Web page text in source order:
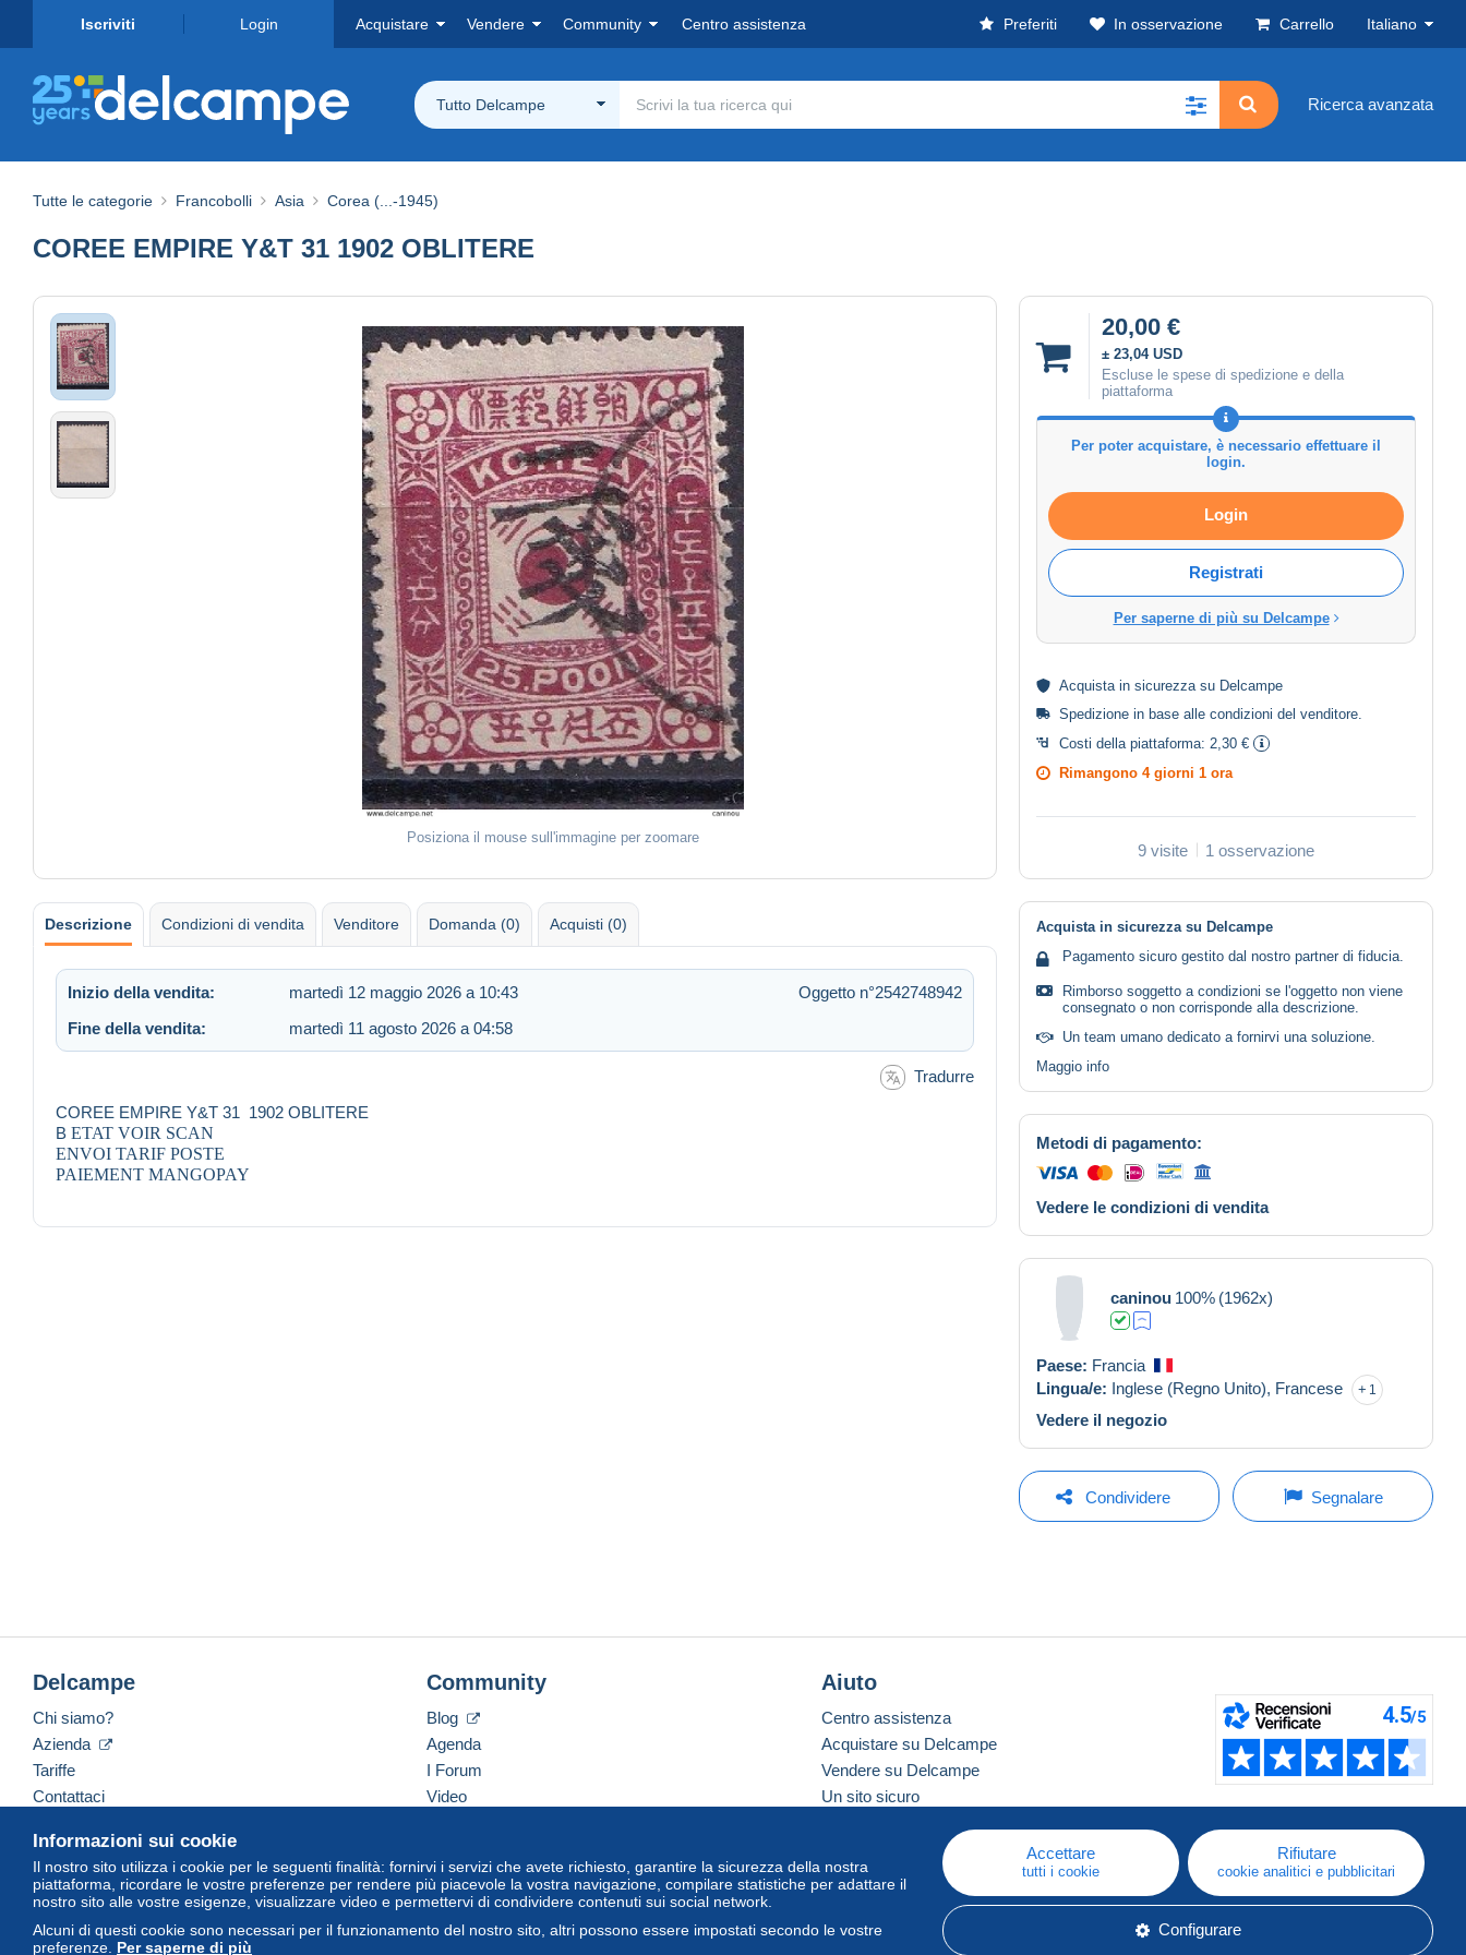
Iscriviti Login Acquistare Vendere Community Centro assistenza Preferiti In osservazione Carrello Italiano
Tutto Delcampe Ricerca avanzata
Tutte le categorie Francobolli Asia Corea (...-1945)
COREE EMPIRE Y&T 31 1902 OBLITERE
Posiziona il mouse sull'immagine per zoomare
20,00 €
± 23,04 USD
Escluse le spese di spedizione e della
piattaforma
Per poter acquistare, è necessario effettuare il
login.
Login
Registrati
Per saperne di più su Delcampe
Acquista in sicurezza su Delcampe
Spedizione in base alle condizioni del venditore
Costi della piattaforma: 2,30 €
Rimangono 4 giorni 1 ora
9 visite 1 osservazione
Descrizione Condizioni di vendita Venditore Domanda (0) Acquisti (0)
Inizio della vendita: martedì 12 maggio 2026 a 10:43
Oggetto n°2542748942
Fine della vendita:
martedì 11 agosto 2026 a 04:58
Tradurre
COREE EMPIRE Y&T 31 1902 OBLITERE
B ETAT VOIR SCAN
ENVOI TARIF POSTE
PAIEMENT MANGOPAY
Acquista in sicurezza su Delcampe
Pagamento sicuro gestito dal nostro partner di fiducia.
Rimborso soggetto a condizioni se l'oggetto non viene
consegnato o non corrisponde alla descrizione.
Un team umano dedicato a fornirvi una soluzione.
Maggio info
Metodi di pagamento:
Vedere le condizioni di vendita
caninou 100% (1962x)
Paese: Francia
Lingua/e: Inglese (Regno Unito), Francese 1
Vedere il negozio
Condividere Segnalare
Informazioni sui cookie
Il nostro sito utilizza i cookie per le seguenti finalità: fornirvi i servizi che avete richiesto, garantire la sicurezza della nostra
piattaforma, ricordare le vostre preferenze per rendere più piacevole la vostra navigazione, compilare statistiche per adattare il
nostro sito alle vostre esigenze, visualizzare video e permettervi di condividere contenuti sui social network.
Alcuni di questi cookie sono necessari per il funzionamento del nostro sito, altri possono essere impostati secondo le vostre
preferenze. Per saperne di più
Accettare
tutti i cookie
Rifiutare
cookie analitici e pubblicitari
Configurare
Delcampe
Chi siamo?
Azienda
Tariffe
Contattaci
Community
Blog
Agenda
I Forum
Video
Aiuto
Centro assistenza
Acquistare su Delcampe
Vendere su Delcampe
Un sito sicuro
Italiano USD America/Indiana/Vevay Versione standard
© Delcampe International Srl. Tutti i diritti riservati.